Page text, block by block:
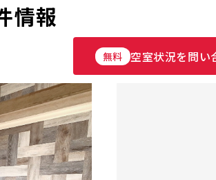
情報
無料 空室状況を問い